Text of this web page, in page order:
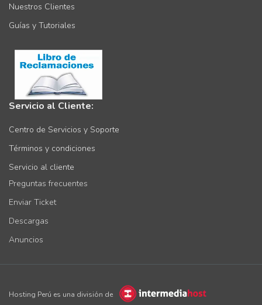
Nuestros Clientes
Guías y Tutoriales
Servicio al Cliente:
Centro de Servicios y Soporte
Términos y condiciones
Servicio al cliente
Preguntas frecuentes
Enviar Ticket
Descargas
Anuncios
Hosting Perú es una división de